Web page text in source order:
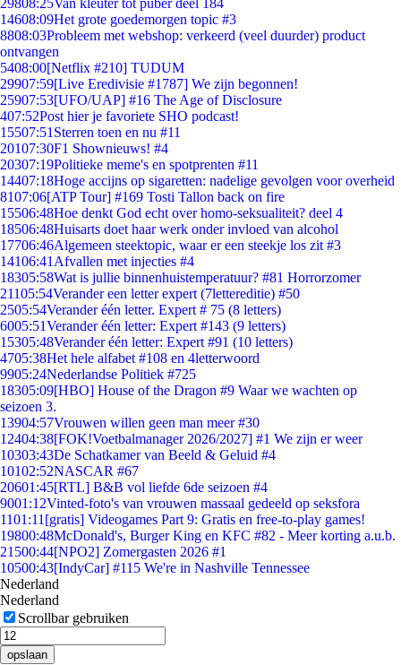
29808:25Van kleuter tot puber deel 184
14608:09Het grote goedemorgen topic #3
8808:03Probleem met webshop: verkeerd (veel duurder) product
ontvangen
5408:00[Netflix #210] TUDUM
29907:59[Live Eredivisie #1787] We zijn begonnen!
25907:53[UFO/UAP] #16 The Age of Disclosure
407:52Post hier je favoriete SHO podcast!
15507:51 Sterren toen en nu #11
20107:30F1 Shownieuws! #4
20307:19Politieke meme's en spotprenten #11
14407:18Hoge accijns op sigaretten: nadelige gevolgen voor overheid
8107:06[ATP Tour] #169 Tosti Tallon back on fire
15506:48Hoe denkt God echt over homo-seksualiteit? deel 4
18506:48Huisarts doet haar werk onder invloed van alcohol
17706:46Algemeen steektopic, waar er een steekje los zit #3
14106:41 Afvallen met injecties #4
18305:58Wat is jullie binnenhuistemperatuur? #81 Horrorzomer
21105:54Verander een letter expert (7lettereditie) #50
2505:54Verander één letter. Expert # 75 (8 letters)
6005:51Verander één letter: Expert #143 (9 letters)
15305:48Verander één letter: Expert #91 (10 letters)
4705:38Het hele alfabet #108 en 4letterwoord
9905:24Nederlandse Politiek #725
18305:09[HBO] House of the Dragon #9 Waar we wachten op
seizoen 3.
13904:57Vrouwen willen geen man meer #30
12404:38[FOK!Voetbalmanager 2026/2027] #1 We zijn er weer
10303:43De Schatkamer van Beeld & Geluid #4
10102:52NASCAR #67
20601:45[RTL] B&B vol liefde 6de seizoen #4
9001:12Vinted-foto's van vrouwen massaal gedeeld op seksfora
1101:11 [gratis] Videogames Part 9: Gratis en free-to-play games!
19800:48McDonald's, Burger King en KFC #82 - Meer korting a.u.b.
21500:44[NPO2] Zomergasten 2026 #1
10500:43[IndyCar] #115 We're in Nashville Tennessee
Nederland
Nederland
Scrollbar gebruiken
opslaan